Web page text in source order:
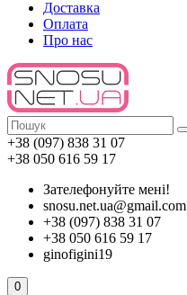
Доставка
Оплата
Про нас
+38 (097) 838 31 07
+38 050 616 59 17
Зателефонуйте мені!
snosu.net.ua@gmail.com
+38 (097) 838 31 07
+38 050 616 59 17
ginofigini19
0